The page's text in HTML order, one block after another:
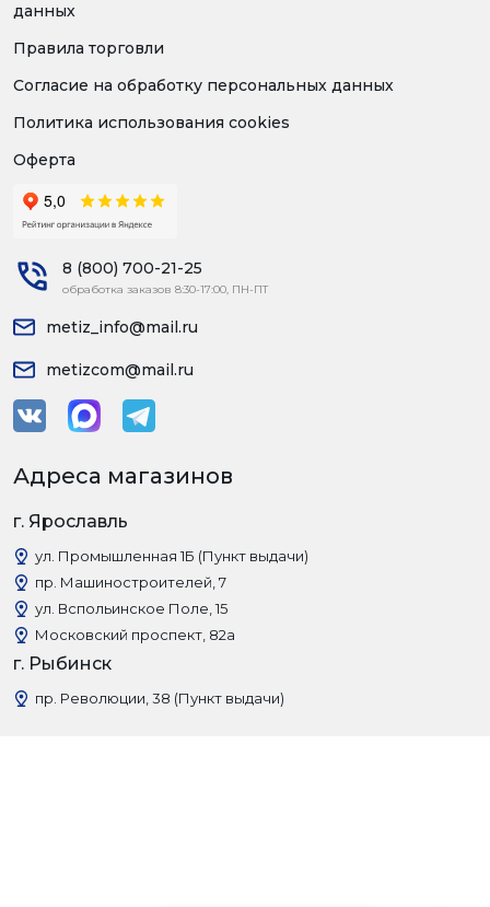
данных
Правила торговли
Согласие на обработку персональных данных
Политика использования cookies
Оферта
8 (800) 700-21-25
обработка заказов 8:30-17:00, ПН-ПТ
metiz_info@mail.ru
metizcom@mail.ru
Адреса магазинов
г. Ярославль
ул. Промышленная 1Б (Пункт выдачи)
пр. Машиностроителей, 7
ул. Вспольинское Поле, 15
Московский проспект, 82а
г. Рыбинск
пр. Революции, 38 (Пункт выдачи)